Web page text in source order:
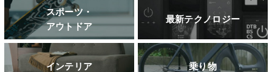
スポーツ・
アウトドア
最新テクノロジー
インテリア 乗り物